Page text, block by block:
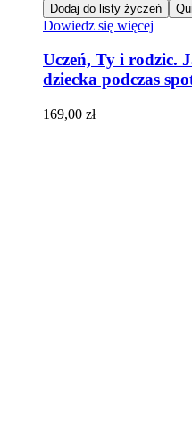
Dodaj do listy życzeń
Dowiedz się więcej
Uczeń, Ty i rodzic.
dziecka podczas
169,00 zł